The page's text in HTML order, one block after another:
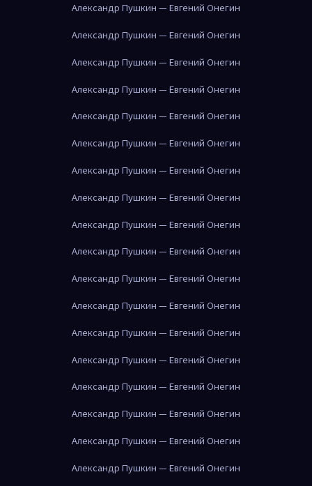
Александр Пушкин — Евгений Онегин
Александр Пушкин — Евгений Онегин
Александр Пушкин — Евгений Онегин
Александр Пушкин — Евгений Онегин
Александр Пушкин — Евгений Онегин
Александр Пушкин — Евгений Онегин
Александр Пушкин — Евгений Онегин
Александр Пушкин — Евгений Онегин
Александр Пушкин — Евгений Онегин
Александр Пушкин — Евгений Онегин
Александр Пушкин — Евгений Онегин
Александр Пушкин — Евгений Онегин
Александр Пушкин — Евгений Онегин
Александр Пушкин — Евгений Онегин
Александр Пушкин — Евгений Онегин
Александр Пушкин — Евгений Онегин
Александр Пушкин — Евгений Онегин
Александр Пушкин — Евгений Онегин